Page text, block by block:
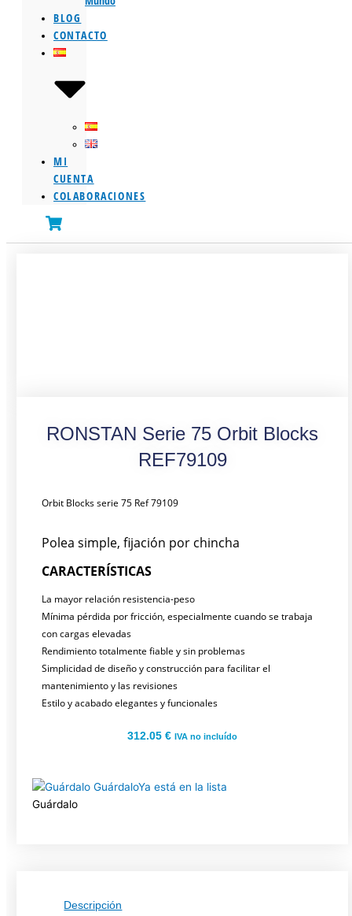
BLOG
CONTACTO
MI
CUENTA
COLABORACIONES
RONSTAN Serie 75 Orbit Blocks
REF79109
Orbit Blocks serie 75 Ref 79109
Polea simple, fijación por chincha
CARACTERÍSTICAS
La mayor relación resistencia-peso
Mínima pérdida por fricción, especialmente cuando se trabaja
con cargas elevadas
Rendimiento totalmente fiable y sin problemas
Simplicidad de diseño y construcción para facilitar el
mantenimiento y las revisiones
Estilo y acabado elegantes y funcionales
312.05 € IVA no incluído
GuárdaloYa está en la lista
Guárdalo
Descripción